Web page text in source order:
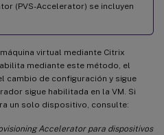
(PVS-Accelerator) se incluyen
virtual mediante Citrix
mediante este método, el
cambio de configuración y sigue
sigue habilitada en la VM. Si
un solo dispositivo, consulte:
Accelerator para dispositivos